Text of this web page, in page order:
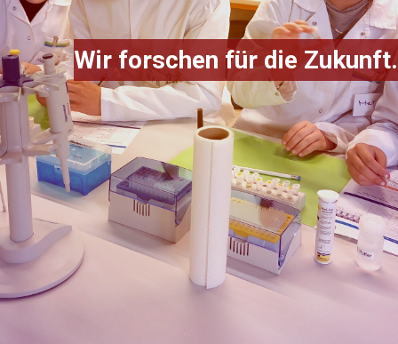
Wir forschen für die Zukunft.